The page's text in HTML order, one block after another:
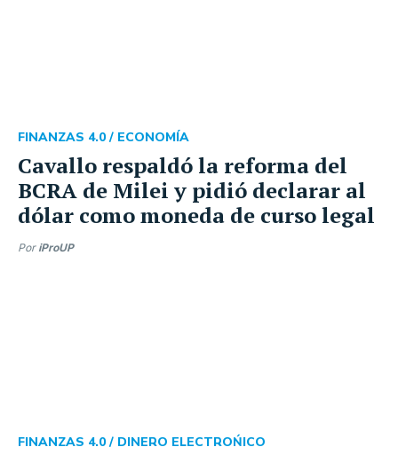
Cavallo respaldó la reforma del
BCRA de Milei y pidió declarar al
dólar como moneda de curso legal
FINANZAS 4.0 / ECONOMÍA
Por iProUP
FINANZAS 4.0 / DINERO ELECTROŃICO